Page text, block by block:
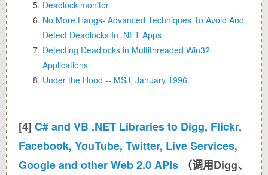
Deadlock monitor
No More Hangs- Advanced Techniques To Avoid And
Detect Deadlocks In .NET Apps
Detecting Deadlocks in Multithreaded Win32
Applications
Under the Hood -- MSJ, January 1996
[4] C# and VB .NET Libraries to Digg, Flickr,
Facebook, YouTube, Twitter, Live Services,
Google and other Web 2.0 APIs （调用Digg、